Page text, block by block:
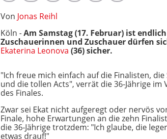
Von Jonas Reihl
Köln -Am Samstag (17. Februar) ist
Zuschauerinnen und Zuschauer dürfen
Ekaterina Leonova (36) sicher.
"Ich freue mich einfach auf die Finalisten, die
und die tollen Acts", verrät die 36-Jährige im
des Finales.
Zwar sei Ekat nicht aufgeregt oder nervös
Finale, hohe Erwartungen an die zehn
die 36-Jährige trotzdem: "Ich glaube, die
etwas drauf!"